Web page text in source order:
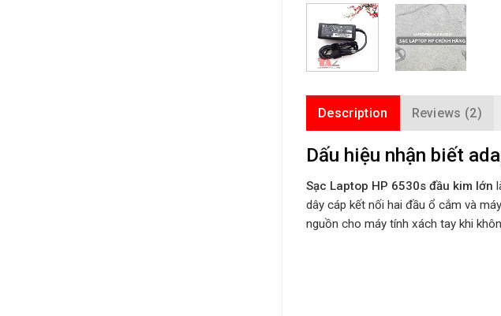
Description Reviews (2)
Dấu hiệu nhận biết
Sạc Laptop HP 6530s đầu kim lớn
dây cáp kết nối hai đầu ổ cắm và
nguồn cho máy tính xách tay khi